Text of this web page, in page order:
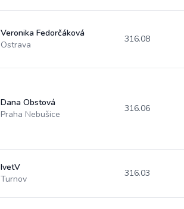
Veronika Fedorčáková
Ostrava
316.08
Dana Obstová
Praha Nebušice
316.06
IvetV
Turnov
316.03